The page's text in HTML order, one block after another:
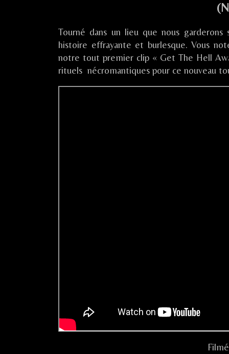
Tourné dans un lieu que nous
histoire effrayante et burlesque. Vous
notre tout premier clip « Get The Hell
rituels nécromantiques pour ce nouveau